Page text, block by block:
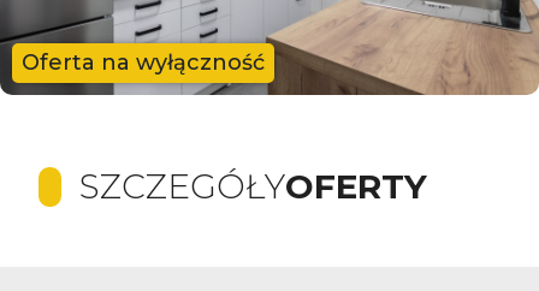
Oferta na wyłączność
SZCZEGÓŁYOFERTY